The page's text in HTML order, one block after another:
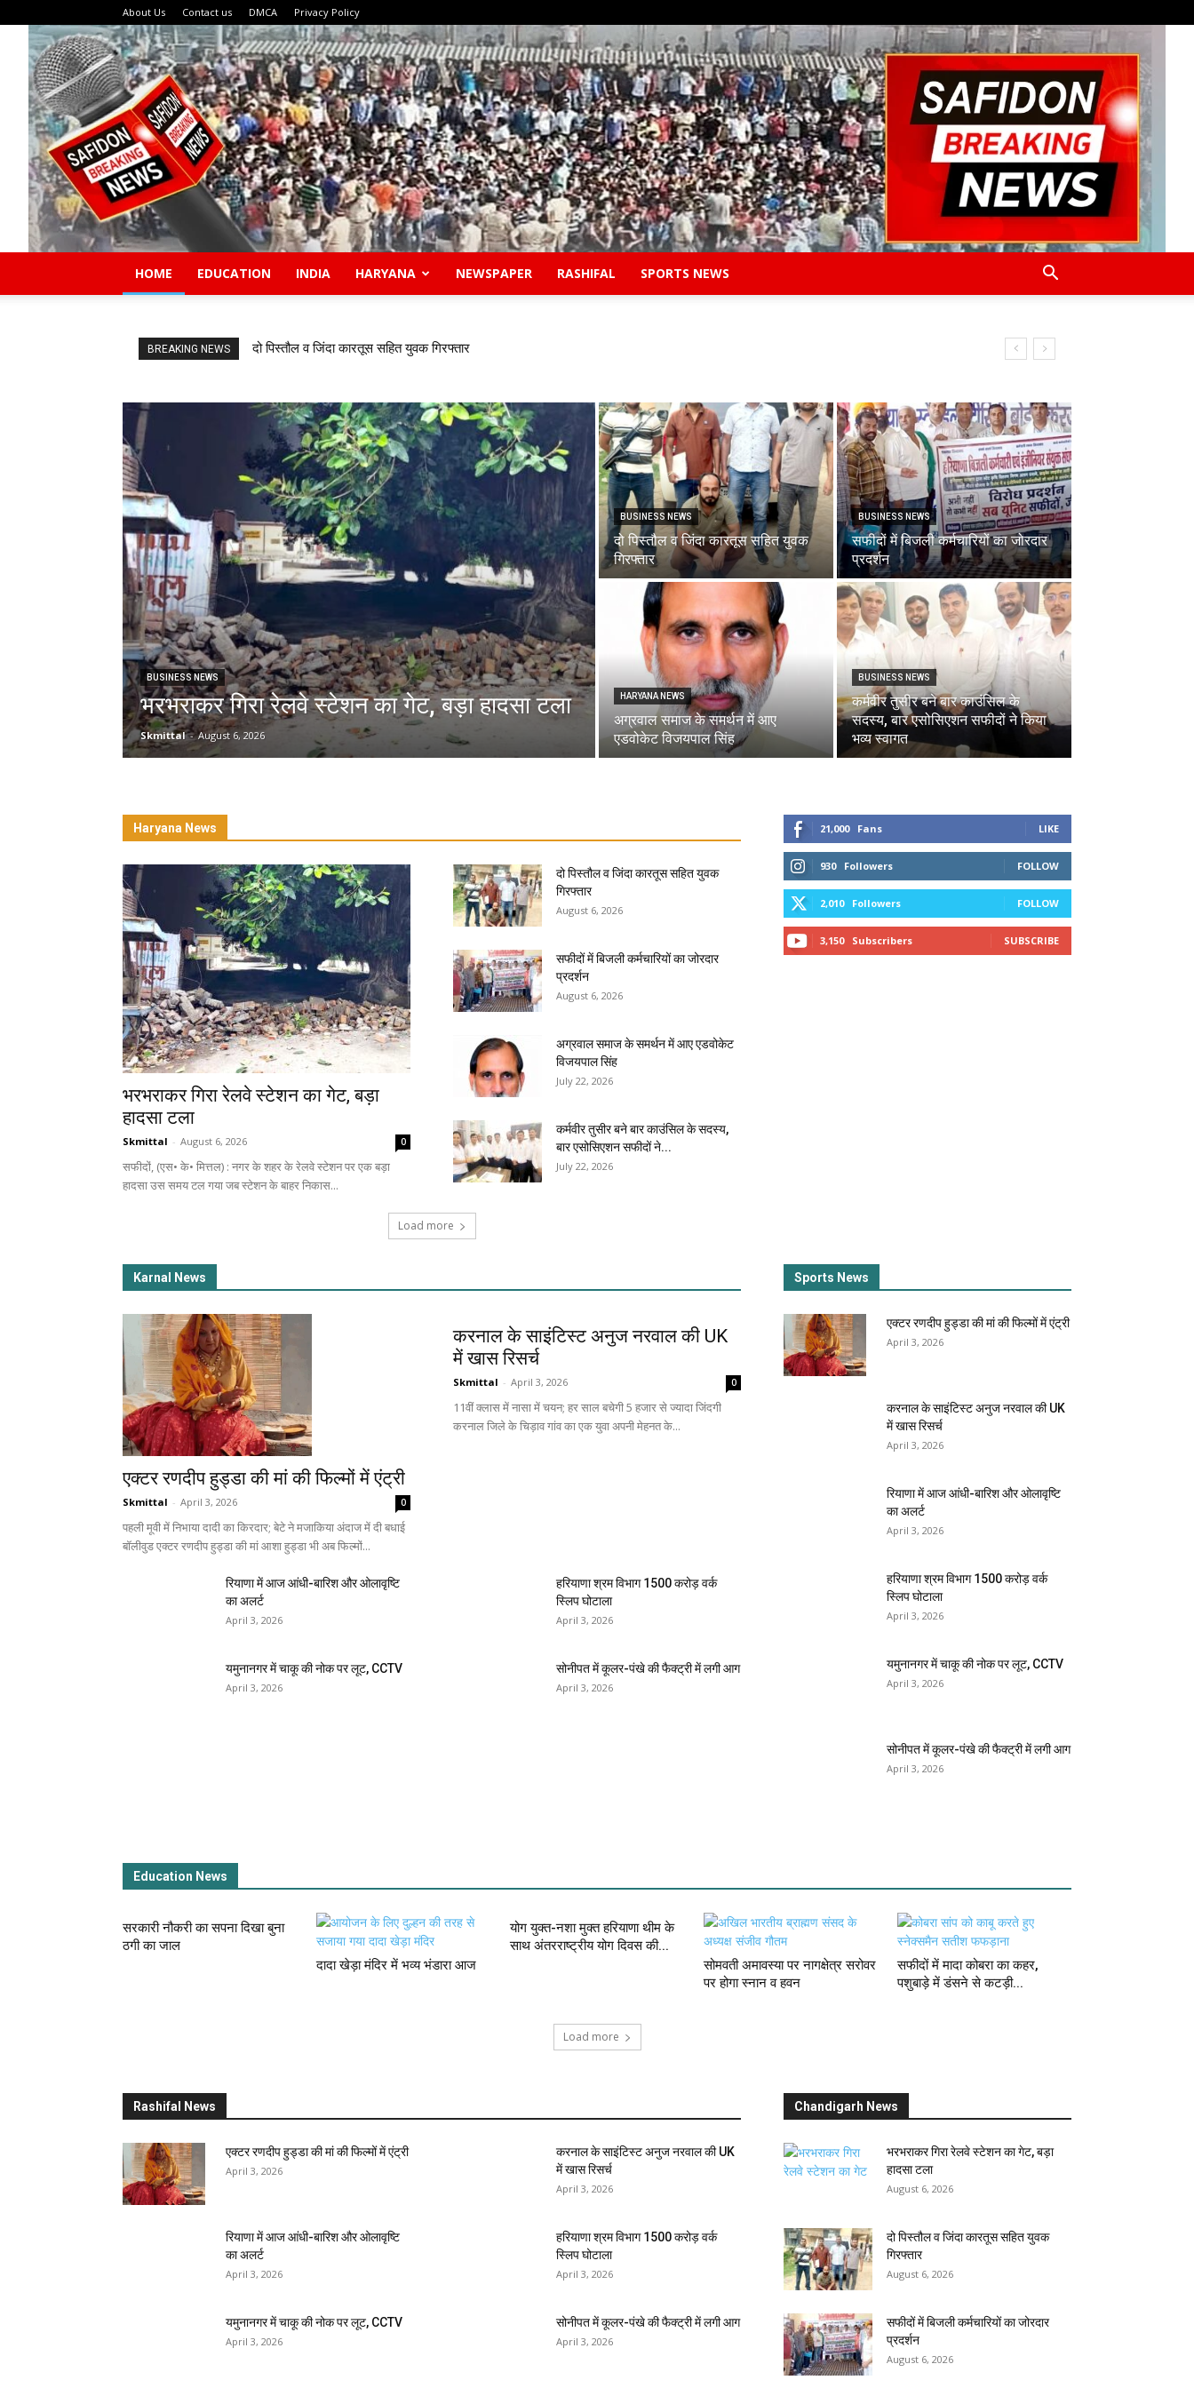
About Us Contact us DMCA Privacy Policy
Breaking
News
HOME EDUCATION INDIA HARYANA NEWSPAPER RASHIFAL SPORTS NEWS
BREAKING NEWS दो पिस्तौल व जिंदा कारतूस सहित युवक गिरफ्तार
BUSINESS NEWS
भरभराकर गिरा रेलवे स्टेशन का गेट, बड़ा हादसा टला
Skmittal - August 6, 2026
BUSINESS NEWS
दो पिस्तौल व जिंदा कारतूस सहित युवक
गिरफ्तार
BUSINESS NEWS
सफीदों में बिजली कर्मचारियों का जोरदार
प्रदर्शन
HARYANA NEWS
अग्रवाल समाज के समर्थन में आए
एडवोकेट विजयपाल सिंह
BUSINESS NEWS
कर्मवीर तुसीर बने बार काउंसिल के
सदस्य, बार एसोसिएशन सफीदों ने किया
भव्य स्वागत
Haryana News
भरभराकर गिरा रेलवे स्टेशन का गेट, बड़ा
हादसा टला
Skmittal - August 6, 2026 0
सफीदों, (एस• के• मित्तल) : नगर के शहर के रेलवे स्टेशन पर एक बड़ा
हादसा उस समय टल गया जब स्टेशन के बाहर निकास...
दो पिस्तौल व जिंदा कारतूस सहित युवक
गिरफ्तार
August 6, 2026
सफीदों में बिजली कर्मचारियों का जोरदार
प्रदर्शन
August 6, 2026
अग्रवाल समाज के समर्थन में आए एडवोकेट
विजयपाल सिंह
July 22, 2026
कर्मवीर तुसीर बने बार काउंसिल के सदस्य,
बार एसोसिएशन सफीदों ने...
July 22, 2026
Load more
21,000 Fans LIKE
930 Followers FOLLOW
2,010 Followers FOLLOW
3,150 Subscribers SUBSCRIBE
Karnal News
एक्टर रणदीप हुड्डा की मां की फिल्मों में एंट्री
Skmittal - April 3, 2026 0
पहली मूवी में निभाया दादी का किरदार; बेटे ने मजाकिया अंदाज में दी बधाई
बॉलीवुड एक्टर रणदीप हुड्डा की मां आशा हुड्डा भी अब फिल्मों...
करनाल के साइंटिस्ट अनुज नरवाल की UK
में खास रिसर्च
Skmittal - April 3, 2026 0
11वीं क्लास में नासा में चयन; हर साल बचेगी 5 हजार से ज्यादा जिंदगी
करनाल जिले के चिड़ाव गांव का एक युवा अपनी मेहनत के...
रियाणा में आज आंधी-बारिश और ओलावृष्टि
का अलर्ट
April 3, 2026
हरियाणा श्रम विभाग 1500 करोड़ वर्क
स्लिप घोटाला
April 3, 2026
यमुनानगर में चाकू की नोक पर लूट, CCTV
April 3, 2026
सोनीपत में कूलर-पंखे की फैक्ट्री में लगी आग
April 3, 2026
Sports News
एक्टर रणदीप हुड्डा की मां की फिल्मों में एंट्री
April 3, 2026
करनाल के साइंटिस्ट अनुज नरवाल की UK
में खास रिसर्च
April 3, 2026
रियाणा में आज आंधी-बारिश और ओलावृष्टि
का अलर्ट
April 3, 2026
हरियाणा श्रम विभाग 1500 करोड़ वर्क
स्लिप घोटाला
April 3, 2026
यमुनानगर में चाकू की नोक पर लूट, CCTV
April 3, 2026
सोनीपत में कूलर-पंखे की फैक्ट्री में लगी आग
April 3, 2026
Education News
सरकारी नौकरी का सपना दिखा बुना
ठगी का जाल
दादा खेड़ा मंदिर में भव्य भंडारा आज
योग युक्त-नशा मुक्त हरियाणा थीम के
साथ अंतरराष्ट्रीय योग दिवस की...
सोमवती अमावस्या पर नागक्षेत्र सरोवर
पर होगा स्नान व हवन
सफीदों में मादा कोबरा का कहर,
पशुबाड़े में डंसने से कटड़ी...
Load more
Rashifal News
एक्टर रणदीप हुड्डा की मां की फिल्मों में एंट्री
April 3, 2026
करनाल के साइंटिस्ट अनुज नरवाल की UK
में खास रिसर्च
April 3, 2026
रियाणा में आज आंधी-बारिश और ओलावृष्टि
का अलर्ट
April 3, 2026
हरियाणा श्रम विभाग 1500 करोड़ वर्क
स्लिप घोटाला
April 3, 2026
यमुनानगर में चाकू की नोक पर लूट, CCTV
April 3, 2026
सोनीपत में कूलर-पंखे की फैक्ट्री में लगी आग
April 3, 2026
Chandigarh News
भरभराकर गिरा रेलवे स्टेशन का गेट, बड़ा
हादसा टला
August 6, 2026
दो पिस्तौल व जिंदा कारतूस सहित युवक
गिरफ्तार
August 6, 2026
सफीदों में बिजली कर्मचारियों का जोरदार
प्रदर्शन
August 6, 2026